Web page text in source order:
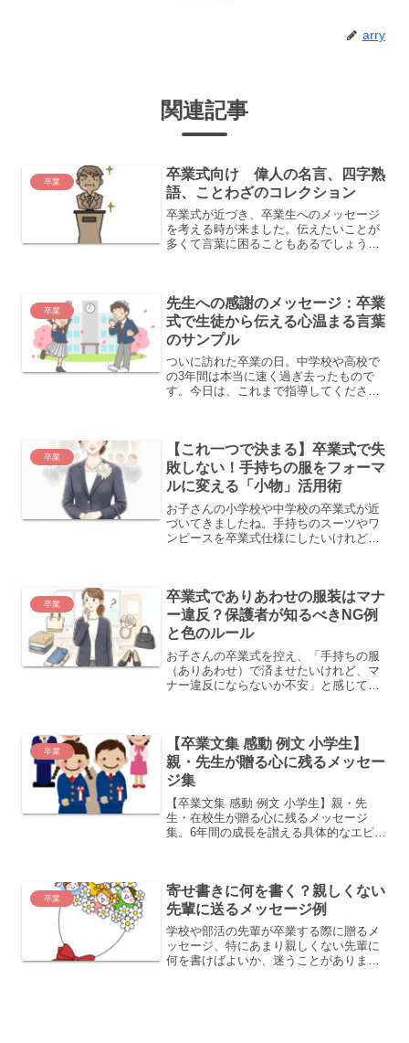
arry
関連記事
卒業
卒業式向け 偉人の名言、四字熟
語、ことわざのコレクション
卒業式が近づき、卒業生へのメッセージ
を考える時が来ました。伝えたいことが
多くて言葉に困ることもあるでしょう。
い思いを効果的に伝える手...
卒業
先生への感謝のメッセージ：卒業
式で生徒から伝える心温まる言葉
のサンプル
ついに訪れた卒業の日。中学校や高校で
の3年間は本当に速く過ぎ去ったもので
す。今日は、これまで指導してくださっ
少し恥ずかしいかもしれま...
卒業
【これ一つで決まる】卒業式で失
敗しない！手持ちの服をフォーマ
ルに変える「小物」活用術
お子さんの小学校や中学校の卒業式が近
づいてきましたね。手持ちのスーツやワ
ンピースを卒業式仕様にしたいけれど、
は、卒業式の服装は**高価...
卒業
卒業式でありあわせの服装はマナ
ー違反？保護者が知るべきNG例
と色のルール
お子さんの卒業式を控え、「手持ちの服
（ありあわせ）で済ませたいけれど、マ
ナー違反にならないか不安」と感じてい
ありません。この不安を解...
卒業
【卒業文集 感動 例文 小学生】
親・先生が贈る心に残るメッセー
ジ集
【卒業文集 感動 例文 小学生】親・先
生・在校生が贈る心に残るメッセージ
集。6年間の成長を讃える具体的なエピソ
卒業
寄せ書きに何を書く？親しくない
先輩に送るメッセージ例
学校や部活の先輩が卒業する際に贈るメ
ッセージ、特にあまり親しくない先輩に
何を書けばよいか、迷うことがあります